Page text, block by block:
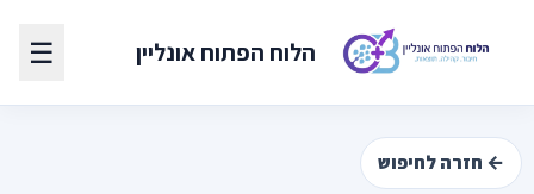
הלוח הפתוח אונליין ☰
← חזרה לחיפוש